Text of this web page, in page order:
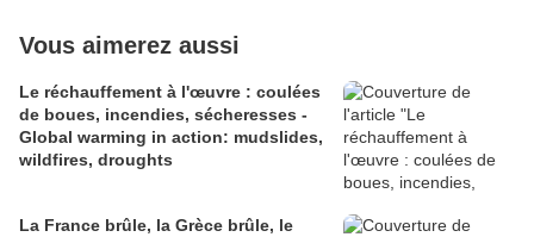
Vous aimerez aussi
Le réchauffement à l'œuvre : coulées
de boues, incendies, sécheresses -
Global warming in action: mudslides,
wildfires, droughts
La France brûle, la Grèce brûle, le